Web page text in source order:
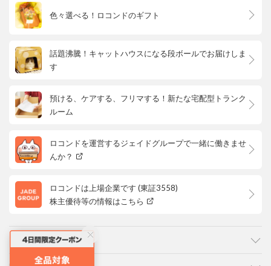
色々選べる！ロコンドのギフト
話題沸騰！キャットハウスになる段ボールでお届けしま
す
預ける、ケアする、フリマする！新たな宅配型トランク
ルーム
ロコンドを運営するジェイドグループで一緒に働きませ
んか？
ロコンドは上場企業です (東証3558)
株主優待等の情報はこちら
カテゴリ